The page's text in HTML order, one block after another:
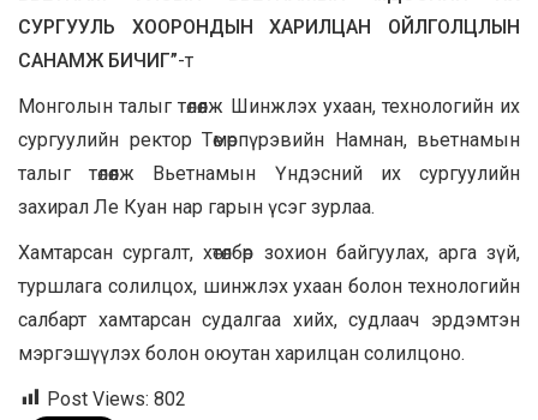
СУРГУУЛЬ ХООРОНДЫН ХАРИЛЦАН ОЙЛГОЛЦЛЫН
САНАМЖ БИЧИГ”-т
Монголын талыг төлөөлж Шинжлэх ухаан, технологийн их
сургуулийн ректор Төмөрпүрэвийн Намнан, вьетнамын
талыг төлөөлж Вьетнамын Үндэсний их сургуулийн
захирал Ле Куан нар гарын үсэг зурлаа.
Хамтарсан сургалт, хөтөлбөр зохион байгуулах, арга зүй,
туршлага солилцох, шинжлэх ухаан болон технологийн
салбарт хамтарсан судалгаа хийх, судлаач эрдэмтэн
мэргэшүүлэх болон оюутан харилцан солилцоно.
Post Views: 802